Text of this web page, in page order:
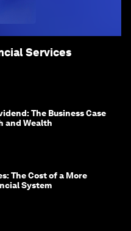
Services
The Business Case
and Wealth
The Cost of a More
System